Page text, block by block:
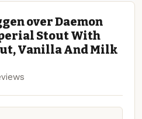
over Daemon
Stout With
Vanilla And Milk